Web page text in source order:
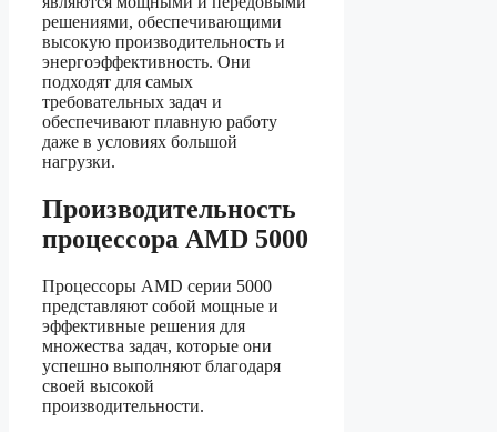
решениями, обеспечивающими
высокую производительность и
энергоэффективность. Они
подходят для самых
требовательных задач и
обеспечивают плавную работу
даже в условиях большой
нагрузки.
Производительность
процессора AMD 5000
Процессоры AMD серии 5000
представляют собой мощные и
эффективные решения для
множества задач, которые они
успешно выполняют благодаря
своей высокой
производительности.